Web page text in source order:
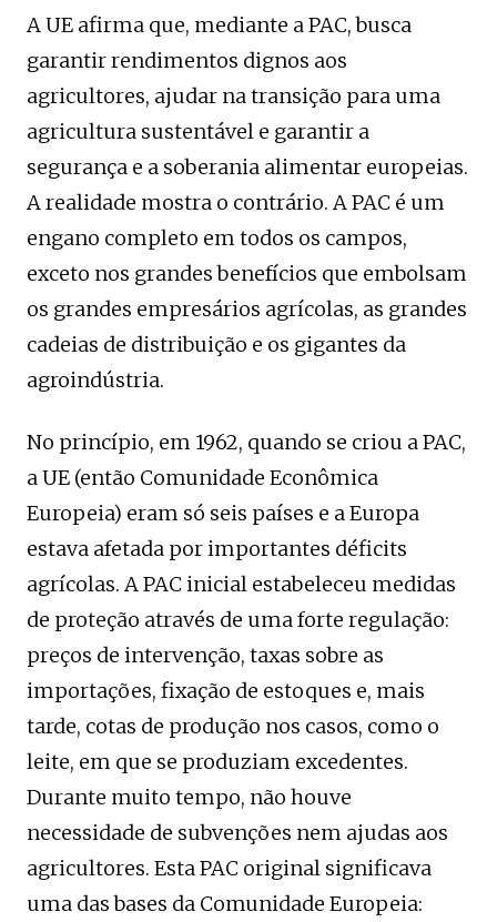
A UE afirma que, mediante a PAC, busca
garantir rendimentos dignos aos
agricultores, ajudar na transição para uma
agricultura sustentável e garantir a
segurança e a soberania alimentar europeias.
A realidade mostra o contrário. A PAC é um
engano completo em todos os campos,
exceto nos grandes benefícios que embolsam
os grandes empresários agrícolas, as grandes
cadeias de distribuição e os gigantes da
agroindústria.
No princípio, em 1962, quando se criou a PAC,
a UE (então Comunidade Econômica
Europeia) eram só seis países e a Europa
estava afetada por importantes déficits
agrícolas. A PAC inicial estabeleceu medidas
de proteção através de uma forte regulação:
preços de intervenção, taxas sobre as
importações, fixação de estoques e, mais
tarde, cotas de produção nos casos, como o
leite, em que se produziam excedentes.
Durante muito tempo, não houve
necessidade de subvenções nem ajudas aos
agricultores. Esta PAC original significava
uma das bases da Comunidade Europeia: